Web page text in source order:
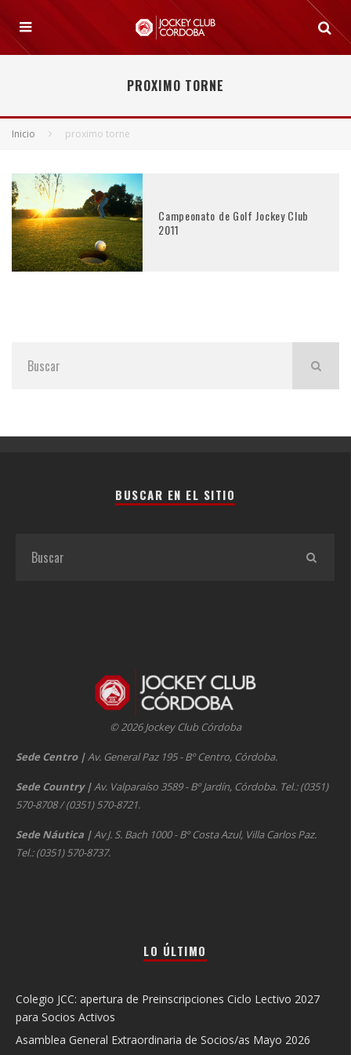
PROXIMO TORNE
Inicio proximo torne
Campeonato de Golf Jockey Club
2011
BUSCAR EN EL SITIO
© 2026 Jockey Club Córdoba
Sede Centro |Av. General Paz 195 - Bº Centro, Córdoba.
Sede Country |Av. Valparaíso 3589 - Bº Jardín, Córdoba. Tel.: (0351)
570-8708 / (0351) 570-8721.
Sede Náutica |Av J. S. Bach 1000 - Bº Costa Azul, Villa Carlos Paz.
Tel.: (0351) 570-8737.
LO ÚLTIMO
Colegio JCC: apertura de Preinscripciones Ciclo Lectivo 2027
para Socios Activos
Asamblea General Extraordinaria de Socios/as Mayo 2026